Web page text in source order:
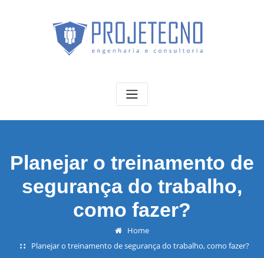
Planejar o treinamento de
segurança do trabalho,
como fazer?
Home
Planejar o treinamento de segurança do trabalho, como fazer?